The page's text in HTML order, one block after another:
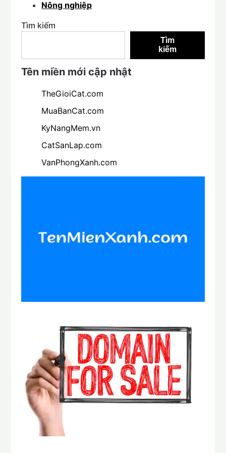
Nông nghiệp
Tìm kiếm
Tìm
kiếm
Tên miền mới cập nhật
TheGioiCat.com
MuaBanCat.com
KyNangMem.vn
CatSanLap.com
VanPhongXanh.com